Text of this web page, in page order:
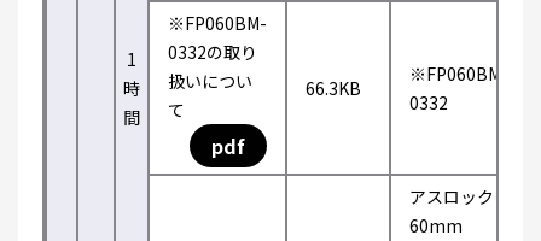
1
時
間
※FP060BM-
0332の取り
扱いについ
て
pdf
66.3KB
※FP060BM-
0332
アスロック
60mm